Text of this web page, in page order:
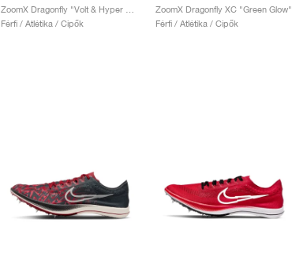
Férfi / Atlétika / Cipők
ZoomX Dragonfly XC "Green Glow"
Férfi / Atlétika / Cipők